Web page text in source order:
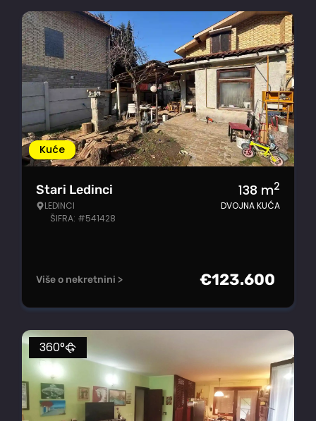
Kuće
Stari Ledinci
LEDINCI
ŠIFRA: #541428
138 m2
DVOJNA KUĆA
Više o nekretnini > €123.600
360°